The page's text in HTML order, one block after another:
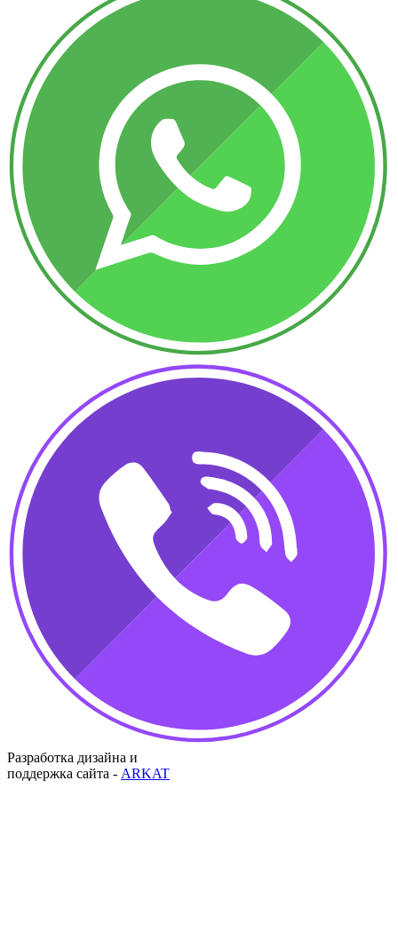
Разработка дизайна и
поддержка сайта - ARKAT